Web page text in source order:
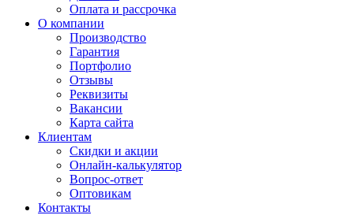
Оплата и рассрочка
О компании
Производство
Гарантия
Портфолио
Отзывы
Реквизиты
Вакансии
Карта сайта
Клиентам
Скидки и акции
Онлайн-калькулятор
Вопрос-ответ
Оптовикам
Контакты